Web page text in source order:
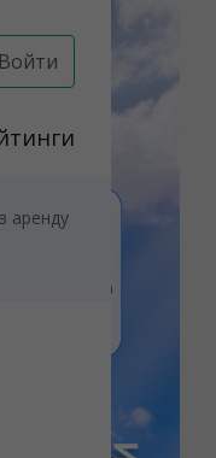
Войти
аренду